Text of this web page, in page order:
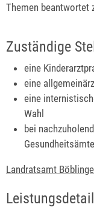
Themen beantwortet
Zuständige
eine
eine
eine
Wahl
bei
Landratsamt